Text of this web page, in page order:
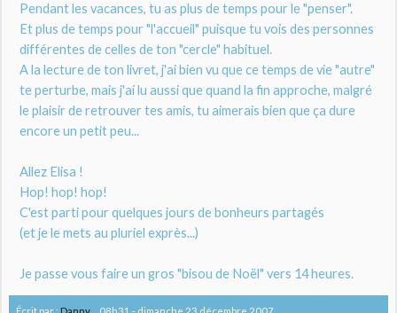
Pendant les vacances, tu as plus de temps pour le "penser".
Et plus de temps pour "l'accueil" puisque tu vois des personnes
différentes de celles de ton "cercle" habituel.
A la lecture de ton livret, j'ai bien vu que ce temps de vie "autre"
te perturbe, mais j'ai lu aussi que quand la fin approche, malgré
le plaisir de retrouver tes amis, tu aimerais bien que ça dure
encore un petit peu...
Allez Elisa !
Hop! hop! hop!
C'est parti pour quelques jours de bonheurs partagés
(et je le mets au pluriel exprès...)
Je passe vous faire un gros "bisou de Noël" vers 14 heures.
Écrit par : Danny 08h31 - dimanche 23 décembre 2007